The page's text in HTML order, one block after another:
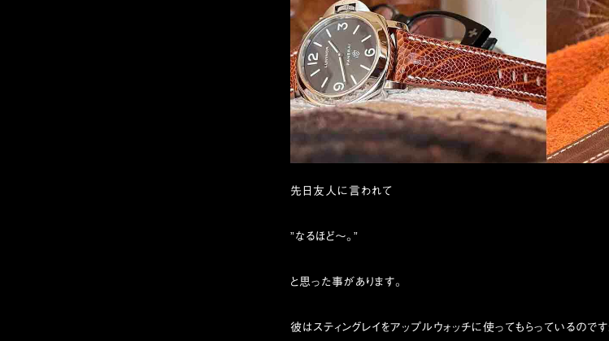
先日友人に言われて
”なるほど〜。”
と思った事があります。
彼はスティングレイをアップルウォッチに使ってもらっているのです